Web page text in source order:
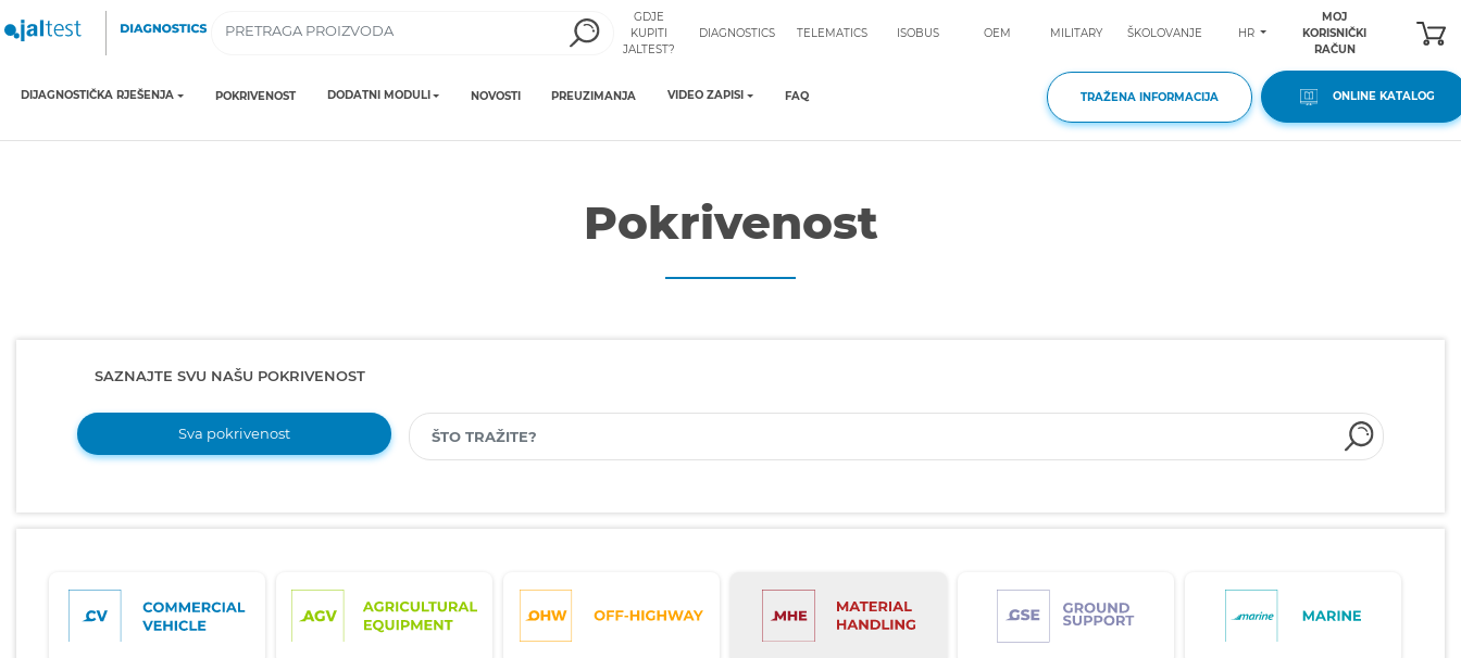
GDJE
KUPITI
JALTEST?
DIAGNOSTICS TELEMATICS ISOBUS OEM MILITARY ŠKOLOVANJE HR
MOJ
KORISNIČKI
RAČUN
DIJAGNOSTIČKA RJEŠENJA POKRIVENOST DODATNI MODULI NOVOSTI PREUZIMANJA VIDEO ZAPISI FAQ TRAŽENA INFORMACIJA ONLINE KATALOG
Pokrivenost
SAZNAJTE SVU NAŠU POKRIVENOST
Sva pokrivenost